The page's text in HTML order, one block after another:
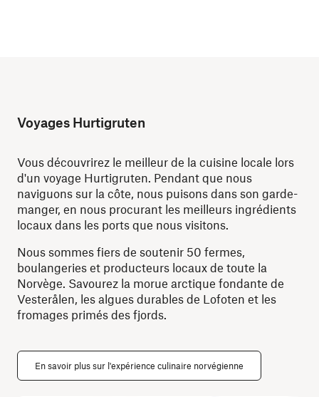
Voyages Hurtigruten
Vous découvrirez le meilleur de la cuisine locale lors
d'un voyage Hurtigruten. Pendant que nous
naviguons sur la côte, nous puisons dans son garde-
manger, en nous procurant les meilleurs ingrédients
locaux dans les ports que nous visitons.
Nous sommes fiers de soutenir 50 fermes,
boulangeries et producteurs locaux de toute la
Norvège. Savourez la morue arctique fondante de
Vesterålen, les algues durables de Lofoten et les
fromages primés des fjords.
En savoir plus sur l'expérience culinaire norvégienne